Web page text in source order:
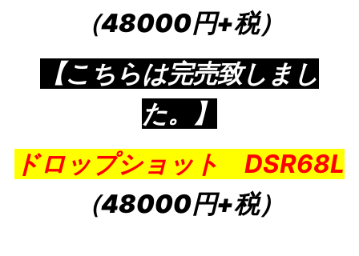
（48000円+税）
【こちらは完売致しまし
た。】
ドロップショット DSR68L
（48000円+税）